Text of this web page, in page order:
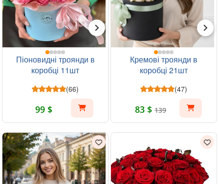
Піоновидні троянди в
коробці 11шт
(66)
99 $
Кремові троянди в
коробці 21шт
(47)
83 $ 139